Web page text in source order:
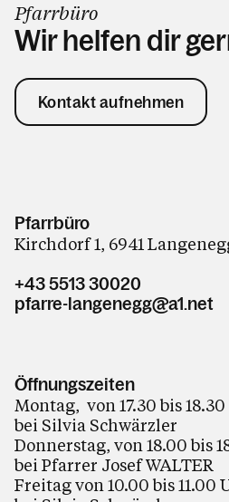
Pfarrbüro
Wir helfen dir
Kontakt aufnehmen
Pfarrbüro
Kirchdorf 1, 6941
+43 5513 30020
pfarre-langenegg@a1.net
Öffnungszeiten
Montag, von 17.30 bis
bei Silvia Schwärzler
Donnerstag, von 18.00 bis
bei Pfarrer Josef WALTER
Freitag von 10.00 bis 11.00